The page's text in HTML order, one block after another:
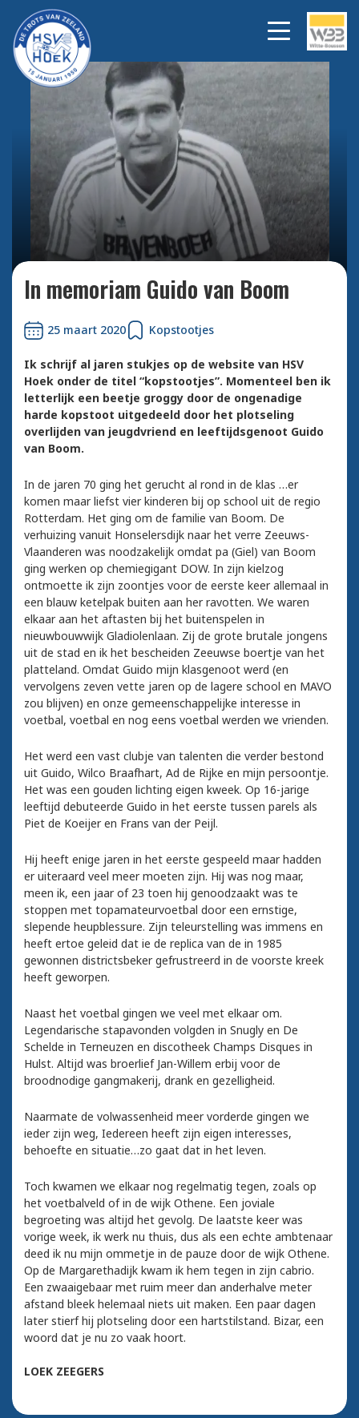
Bekijk alle foto's
In memoriam Guido van Boom
25 maart 2020 Kopstootjes
Ik schrijf al jaren stukjes op de website van HSV
Hoek onder de titel “kopstootjes”. Momenteel ben ik
letterlijk een beetje groggy door de ongenadige
harde kopstoot uitgedeeld door het plotseling
overlijden van jeugdvriend en leeftijdsgenoot Guido
van Boom.
In de jaren 70 ging het gerucht al rond in de klas …er
komen maar liefst vier kinderen bij op school uit de regio
Rotterdam. Het ging om de familie van Boom. De
verhuizing vanuit Honselersdijk naar het verre Zeeuws-
Vlaanderen was noodzakelijk omdat pa (Giel) van Boom
ging werken op chemiegigant DOW. In zijn kielzog
ontmoette ik zijn zoontjes voor de eerste keer allemaal in
een blauw ketelpak buiten aan her ravotten. We waren
elkaar aan het aftasten bij het buitenspelen in
nieuwbouwwijk Gladiolenlaan. Zij de grote brutale jongens
uit de stad en ik het bescheiden Zeeuwse boertje van het
platteland. Omdat Guido mijn klasgenoot werd (en
vervolgens zeven vette jaren op de lagere school en MAVO
zou blijven) en onze gemeenschappelijke interesse in
voetbal, voetbal en nog eens voetbal werden we vrienden.
Het werd een vast clubje van talenten die verder bestond
uit Guido, Wilco Braafhart, Ad de Rijke en mijn persoontje.
Het was een gouden lichting eigen kweek. Op 16-jarige
leeftijd debuteerde Guido in het eerste tussen parels als
Piet de Koeijer en Frans van der Peijl.
Hij heeft enige jaren in het eerste gespeeld maar hadden
er uiteraard veel meer moeten zijn. Hij was nog maar,
meen ik, een jaar of 23 toen hij genoodzaakt was te
stoppen met topamateurvoetbal door een ernstige,
slepende heupblessure. Zijn teleurstelling was immens en
heeft ertoe geleid dat ie de replica van de in 1985
gewonnen districtsbeker gefrustreerd in de voorste kreek
heeft geworpen.
Naast het voetbal gingen we veel met elkaar om.
Legendarische stapavonden volgden in Snugly en De
Schelde in Terneuzen en discotheek Champs Disques in
Hulst. Altijd was broerlief Jan-Willem erbij voor de
broodnodige gangmakerij, drank en gezelligheid.
Naarmate de volwassenheid meer vorderde gingen we
ieder zijn weg, Iedereen heeft zijn eigen interesses,
behoefte en situatie…zo gaat dat in het leven.
Toch kwamen we elkaar nog regelmatig tegen, zoals op
het voetbalveld of in de wijk Othene. Een joviale
begroeting was altijd het gevolg. De laatste keer was
vorige week, ik werk nu thuis, dus als een echte ambtenaar
deed ik nu mijn ommetje in de pauze door de wijk Othene.
Op de Margarethadijk kwam ik hem tegen in zijn cabrio.
Een zwaaigebaar met ruim meer dan anderhalve meter
afstand bleek helemaal niets uit maken. Een paar dagen
later stierf hij plotseling door een hartstilstand. Bizar, een
woord dat je nu zo vaak hoort.
LOEK ZEEGERS